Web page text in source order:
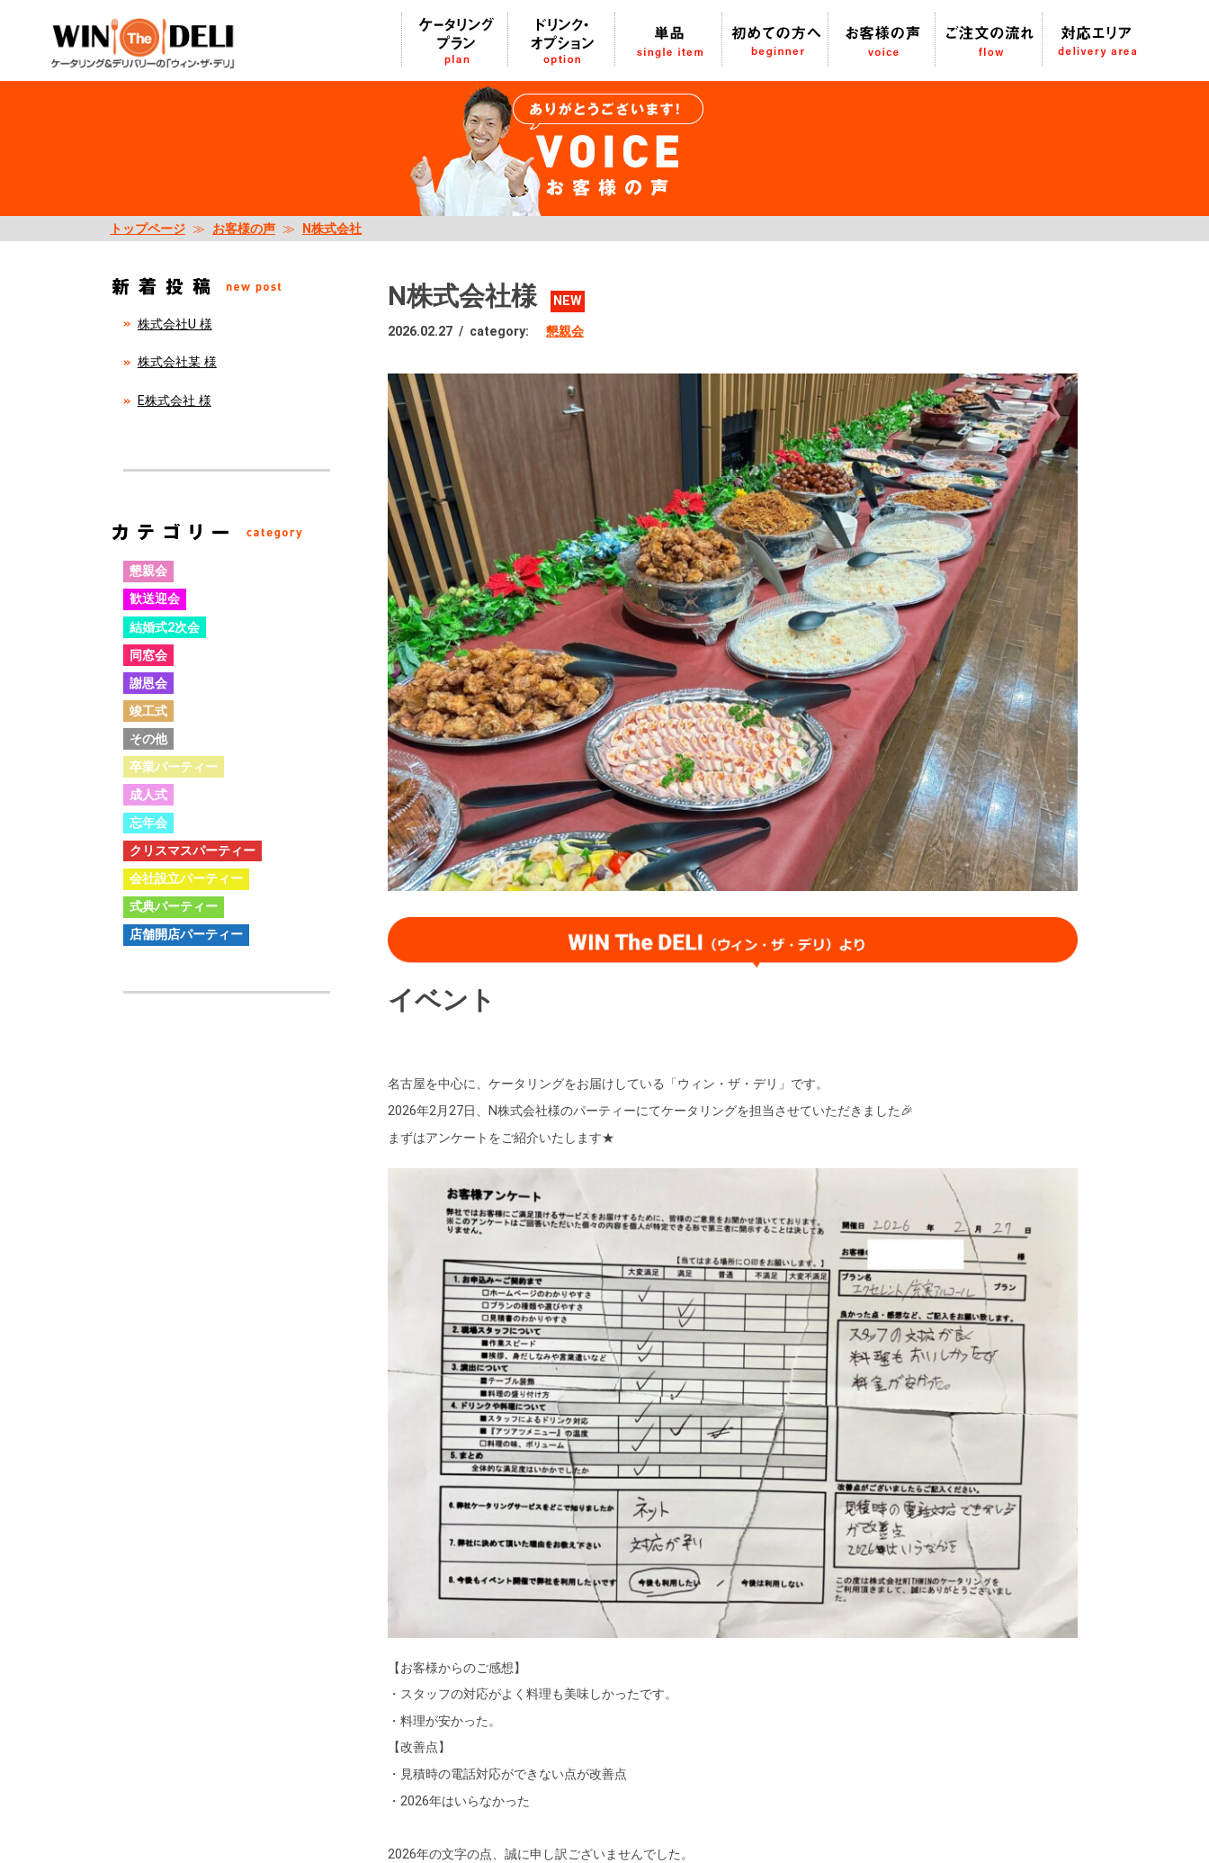
トップページ ≫ お客様の声 ≫ N株式会社
N株式会社様 NEW
2026.02.27 / category: 懇親会
イベント
名古屋を中心に、ケータリングをお届けしている「ウィン・ザ・デリ」です。
2026年2月27日、N株式会社様のパーティーにてケータリングを担当させていただきました🎉
まずはアンケートをご紹介いたします★
【お客様からのご感想】
・スタッフの対応がよく料理も美味しかったです。
・料理が安かった。
【改善点】
・見積時の電話対応ができない点が改善点
・2026年はいらなかった
2026年の文字の点、誠に申し訳ございませんでした。
株式会社U 様
株式会社某 様
E株式会社 様
懇親会
歓送迎会
結婚式2次会
同窓会
謝恩会
竣工式
その他
卒業パーティー
成人式
忘年会
クリスマスパーティー
会社設立パーティー
式典パーティー
店舗開店パーティー